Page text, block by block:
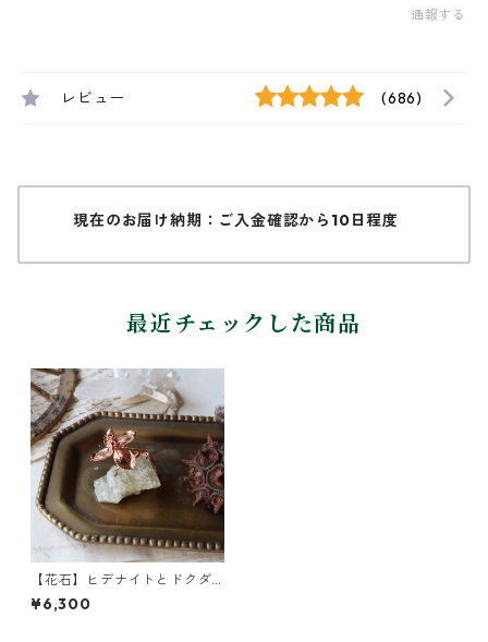
通報する
レビュー (686)
現在のお届け納期：ご入金確認から10日程度
最近チェックした商品
【花石】ヒデナイトとドクダ
ミ
¥6,300